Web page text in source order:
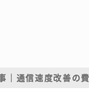
｜通信速度改善の